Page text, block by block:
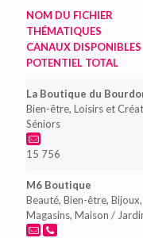
NOM DU FICHIER
THÉMATIQUES
CANAUX DISPONIBLES
POTENTIEL TOTAL
La Boutique du
Bien-être, Loisirs et
Séniors
15 756
M6 Boutique
Beauté, Bien-être,
Magasins, Maison /